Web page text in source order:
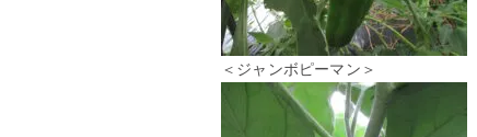
＜ジャンボピーマン＞